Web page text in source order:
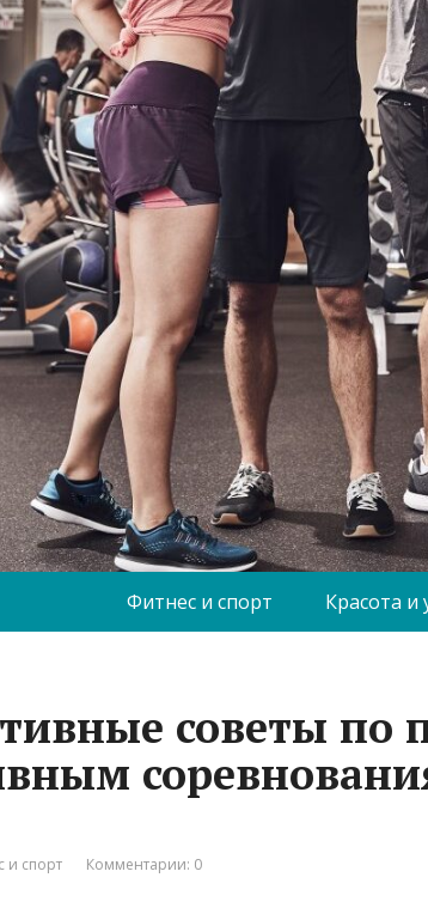
Фитнес и спорт Красота и
советы по
и спорт Комментарии: 0